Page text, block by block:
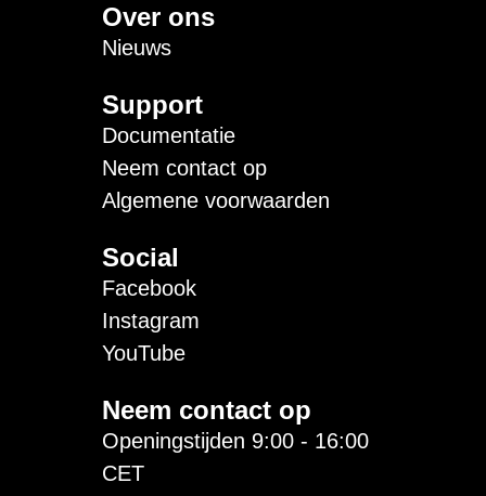
Over ons
Nieuws
Support
Documentatie
Neem contact op
Algemene voorwaarden
Social
Facebook
Instagram
YouTube
Neem contact op
Openingstijden 9:00 - 16:00
CET